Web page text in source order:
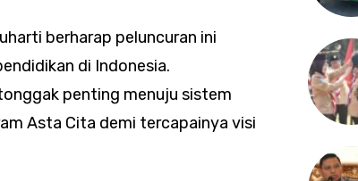
berharap peluncuran ini
di Indonesia.
penting menuju sistem
Asta Cita demi tercapainya visi